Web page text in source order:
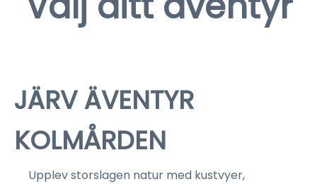
JÄRV ÄVENTYR
KOLMÅRDEN
Upplev storslagen natur med kustvyer,